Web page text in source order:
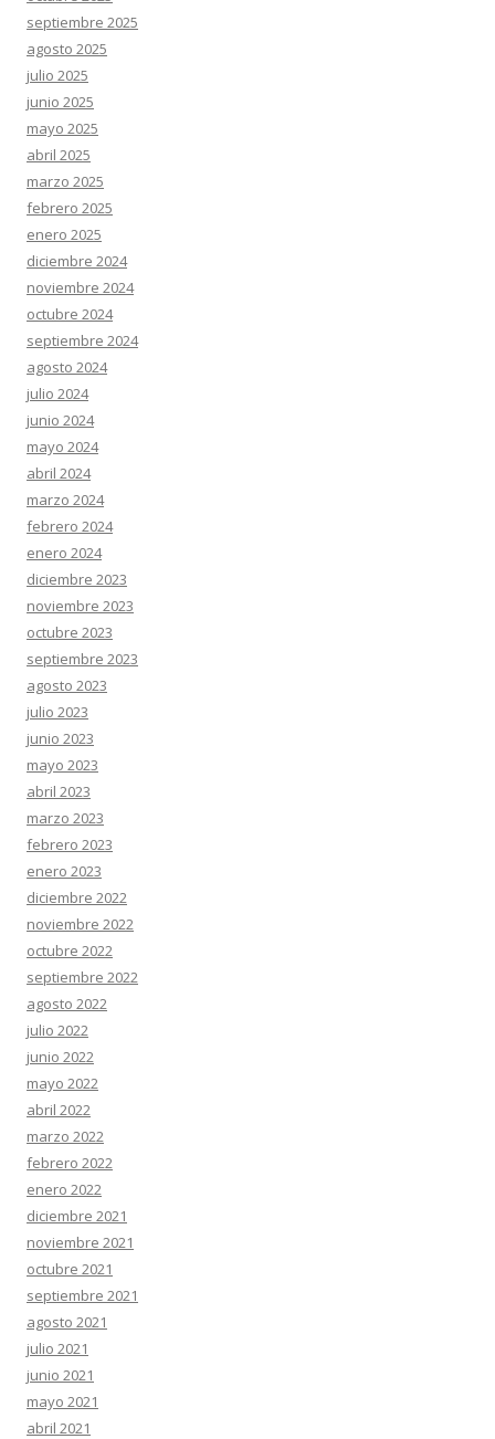
septiembre 2025
agosto 2025
julio 2025
junio 2025
mayo 2025
abril 2025
marzo 2025
febrero 2025
enero 2025
diciembre 2024
noviembre 2024
octubre 2024
septiembre 2024
agosto 2024
julio 2024
junio 2024
mayo 2024
abril 2024
marzo 2024
febrero 2024
enero 2024
diciembre 2023
noviembre 2023
octubre 2023
septiembre 2023
agosto 2023
julio 2023
junio 2023
mayo 2023
abril 2023
marzo 2023
febrero 2023
enero 2023
diciembre 2022
noviembre 2022
octubre 2022
septiembre 2022
agosto 2022
julio 2022
junio 2022
mayo 2022
abril 2022
marzo 2022
febrero 2022
enero 2022
diciembre 2021
noviembre 2021
octubre 2021
septiembre 2021
agosto 2021
julio 2021
junio 2021
mayo 2021
abril 2021